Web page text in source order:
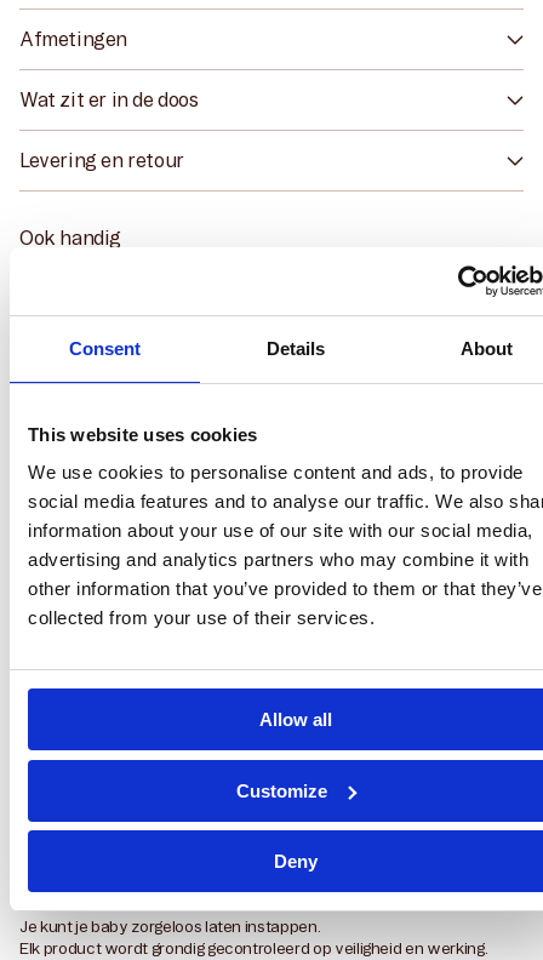
About
This website uses cookies
We use cookies to personalise content and ads, to provide
information about your use of our site with our social media,
advertising and analytics partners who may combine it with
other information that you’ve provided to them or that they’ve
collected from your use of their services.
Customize
Afmetingen
Wat zit er in de doos
Levering en retour
Ook handig
Waarom Parenthings
Veilig & schoon Premium service en garantie
Service center & showroom
Je kunt je baby zorgeloos laten instappen.
Elk product wordt grondig gecontroleerd op veiligheid en werking.